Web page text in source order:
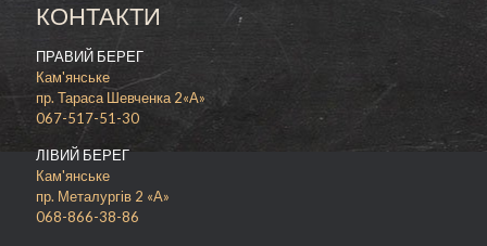
КОНТАКТИ
ПРАВИЙ БЕРЕГ
Кам'янське
пр. Тараса Шевченка 2«А»
067-517-51-30
ЛІВИЙ БЕРЕГ
Кам'янське
пр. Металургів 2 «А»
068-866-38-86